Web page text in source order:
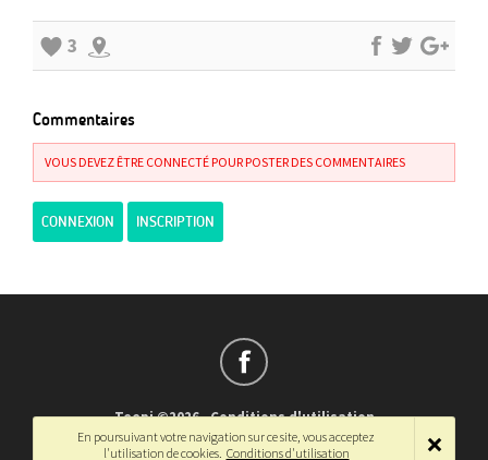
3
Commentaires
VOUS DEVEZ ÊTRE CONNECTÉ POUR POSTER DES COMMENTAIRES
CONNEXION INSCRIPTION
Teepi ©2026-Conditions d'utilisation
Français-English
En poursuivant votre navigation sur ce site, vous acceptez
l'utilisation de cookies. Conditions d'utilisation